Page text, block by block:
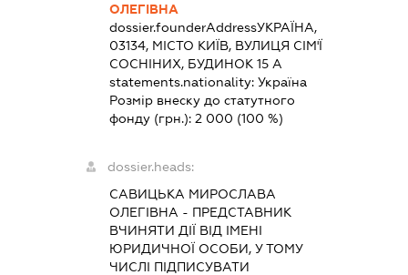
ОЛЕГІВНА
dossier.founderAddressУКРАЇНА,
03134, МІСТО КИЇВ, ВУЛИЦЯ СІМ'Ї
СОСНІНИХ, БУДИНОК 15 А
statements.nationality: Україна
Розмір внеску до статутного
фонду (грн.): 2 000 (100 %)
dossier.heads:
САВИЦЬКА МИРОСЛАВА
ОЛЕГІВНА - ПРЕДСТАВНИК
ВЧИНЯТИ ДІЇ ВІД ІМЕНІ
ЮРИДИЧНОЇ ОСОБИ, У ТОМУ
ЧИСЛІ ПІДПИСУВАТИ